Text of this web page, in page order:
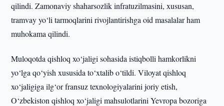
qilindi. Zamonaviy shaharsozlik infratuzilmasini, xususan,
tramvay yo‘li tarmoqlarini rivojlantirishga oid masalalar ham
muhokama qilindi.
Muloqotda qishloq xo‘jaligi sohasida istiqbolli hamkorlikni
yo‘lga qo‘yish xususida to‘xtalib o‘tildi. Viloyat qishloq
xo‘jaligiga ilg‘or fransuz texnologiyalarini joriy etish,
O‘zbekiston qishloq xo‘jaligi mahsulotlarini Yevropa bozoriga